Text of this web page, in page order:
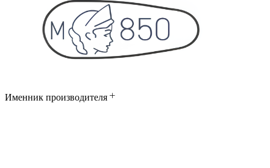
Именник производителя